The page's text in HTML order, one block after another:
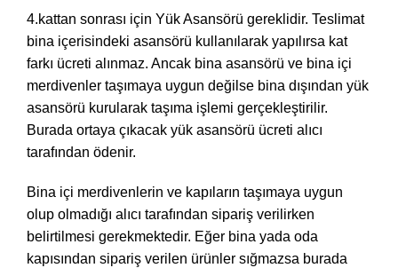
4.kattan sonrası için Yük Asansörü gereklidir. Teslimat
bina içerisindeki asansörü kullanılarak yapılırsa kat
farkı ücreti alınmaz. Ancak bina asansörü ve bina içi
merdivenler taşımaya uygun değilse bina dışından yük
asansörü kurularak taşıma işlemi gerçekleştirilir.
Burada ortaya çıkacak yük asansörü ücreti alıcı
tarafından ödenir.
Bina içi merdivenlerin ve kapıların taşımaya uygun
olup olmadığı alıcı tarafından sipariş verilirken
belirtilmesi gerekmektedir. Eğer bina yada oda
kapısından sipariş verilen ürünler sığmazsa burada